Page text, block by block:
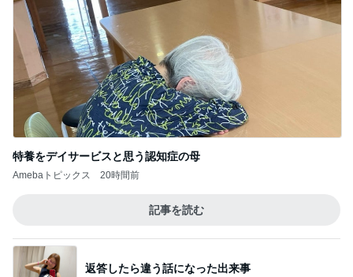
特養をデイサービスと思う認知症の母
Amebaトピックス 20時間前
記事を読む
返答したら違う話になった出来事